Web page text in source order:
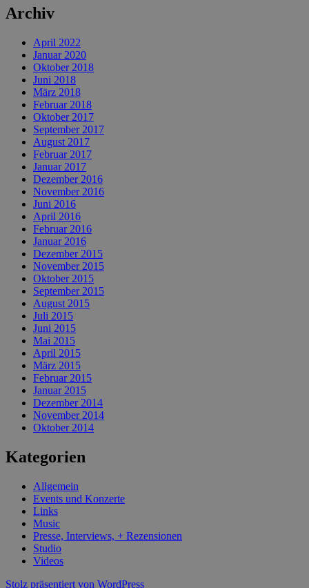
Archiv
April 2022
Januar 2020
Oktober 2018
Juni 2018
März 2018
Februar 2018
Oktober 2017
September 2017
August 2017
Februar 2017
Januar 2017
Dezember 2016
November 2016
Juni 2016
April 2016
Februar 2016
Januar 2016
Dezember 2015
November 2015
Oktober 2015
September 2015
August 2015
Juli 2015
Juni 2015
Mai 2015
April 2015
März 2015
Februar 2015
Januar 2015
Dezember 2014
November 2014
Oktober 2014
Kategorien
Allgemein
Events und Konzerte
Links
Music
Presse, Interviews, + Rezensionen
Studio
Videos
Stolz präsentiert von WordPress